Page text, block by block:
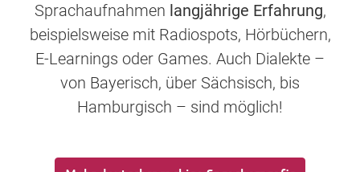
Sprachaufnahmen langjährige Erfahrung,
beispielsweise mit Radiospots, Hörbüchern,
E-Learnings oder Games. Auch Dialekte –
von Bayerisch, über Sächsisch, bis
Hamburgisch – sind möglich!